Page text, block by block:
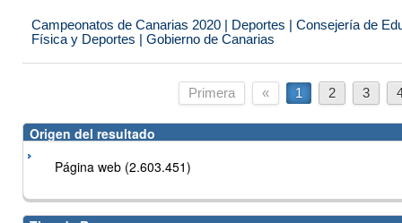
Campeonatos de Canarias 2020 | Deportes | Consejería de
Física y Deportes | Gobierno de Canarias
Primera « 1 2 3
Origen del resultado
Página web (2.603.451)